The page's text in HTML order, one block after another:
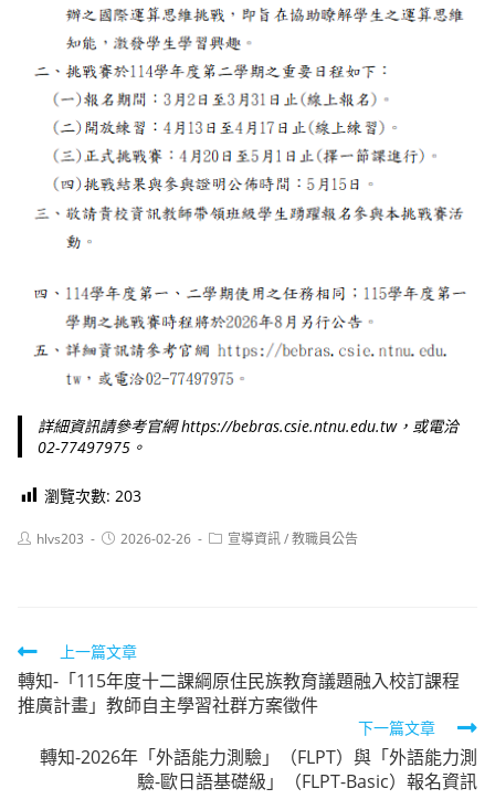
詳細資訊請參考官網 https://bebras.csie.ntnu.edu.tw，或電洽
02-77497975。
瀏覽次數: 203
Posthlvs203
Post2026-02-26
Post宣導資訊/教職員公告
Read
more
articles
上一篇文章
轉知-「115年度十二課綱原住民族教育議題融入校訂課程
推廣計畫」教師自主學習社群方案徵件
下一篇文章
轉知-2026年「外語能力測驗」（FLPT）與「外語能力測
驗-歐日語基礎級」（FLPT-Basic）報名資訊